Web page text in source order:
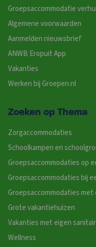
Groepsaccommodatie
Algemene voorwaarden
Aanmelden nieuwsbrief
ANWB Eropuit App
Vakanties
Werken bij Groepen.nl
Zoeken op Thema
Zorgaccommodaties
Schoolkampen en
Groepsaccommodaties op
Groepsaccommodaties bij
Groepsaccommodaties met
Grote vakantiehuizen
Vakanties met eigen sanitair
Wellness